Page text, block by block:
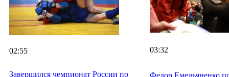
02:55
Завершился чемпионат России по
03:32